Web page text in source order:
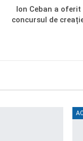
Ion Ceban a
concursul de